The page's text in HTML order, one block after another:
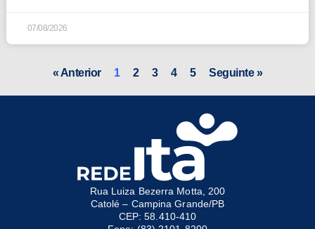
07/08/2026
« Anterior 1 2 3 4 5 Seguinte »
Rua Luiza Bezerra Motta, 200
Catolé – Campina Grande/PB
CEP: 58.410-410